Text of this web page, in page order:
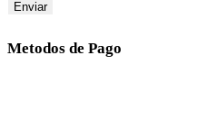
Enviar
Metodos de Pago